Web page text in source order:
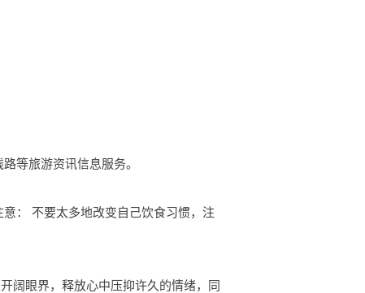
等旅游资讯信息服务。
： 不要太多地改变自己饮食习惯，注
阔眼界，释放心中压抑许久的情绪，同